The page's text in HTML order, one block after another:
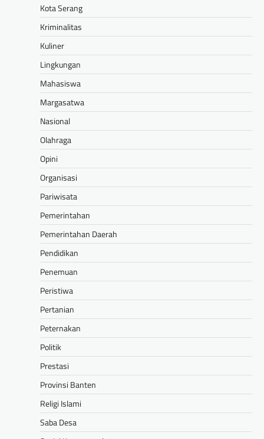
Kota Serang
Kriminalitas
Kuliner
Lingkungan
Mahasiswa
Margasatwa
Nasional
Olahraga
Opini
Organisasi
Pariwisata
Pemerintahan
Pemerintahan Daerah
Pendidikan
Penemuan
Peristiwa
Pertanian
Peternakan
Politik
Prestasi
Provinsi Banten
Religi Islami
Saba Desa